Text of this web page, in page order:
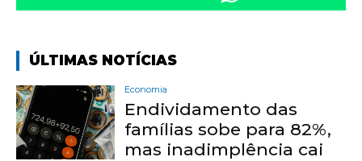
ÚLTIMAS NOTÍCIAS
Economia
Endividamento das
famílias sobe para 82%,
mas inadimplência cai